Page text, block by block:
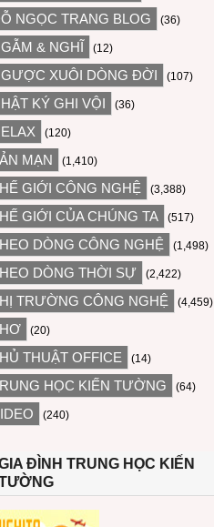
NGỌC TRANG BLOG (36)
& NGHĨ (12)
XUÔI DÒNG ĐỜI (107)
KÝ GHI VỘI (36)
(120)
MẠN (1,410)
GIỚI CÔNG NGHỆ (3,388)
GIỚI CỦA CHÚNG TA (517)
DÒNG CÔNG NGHỆ (1,498)
DÒNG THỜI SỰ (2,422)
TRƯỜNG CÔNG NGHỆ (4,459)
(20)
THUẬT OFFICE (14)
HỌC KIẾN TƯỜNG (64)
(240)
ĐÌNH TRUNG HỌC KIẾN